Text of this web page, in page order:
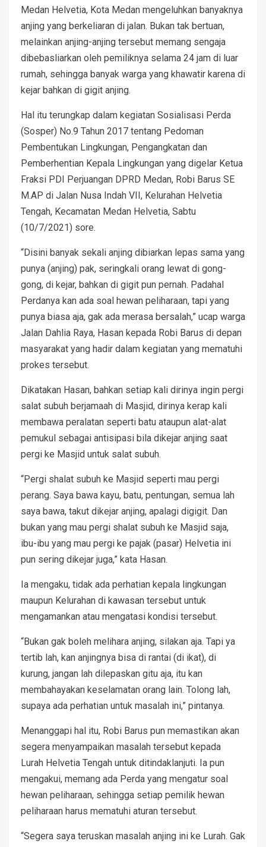
Medan Helvetia, Kota Medan mengeluhkan banyaknya
anjing yang berkeliaran di jalan. Bukan tak bertuan,
melainkan anjing-anjing tersebut memang sengaja
dibebasliarkan oleh pemiliknya selama 24 jam di luar
rumah, sehingga banyak warga yang khawatir karena di
kejar bahkan di gigit anjing.
Hal itu terungkap dalam kegiatan Sosialisasi Perda
(Sosper) No.9 Tahun 2017 tentang Pedoman
Pembentukan Lingkungan, Pengangkatan dan
Pemberhentian Kepala Lingkungan yang digelar Ketua
Fraksi PDI Perjuangan DPRD Medan, Robi Barus SE
M.AP di Jalan Nusa Indah VII, Kelurahan Helvetia
Tengah, Kecamatan Medan Helvetia, Sabtu
(10/7/2021) sore.
“Disini banyak sekali anjing dibiarkan lepas sama yang
punya (anjing) pak, seringkali orang lewat di gong-
gong, di kejar, bahkan di gigit pun pernah. Padahal
Perdanya kan ada soal hewan peliharaan, tapi yang
punya biasa aja, gak ada merasa bersalah,” ucap warga
Jalan Dahlia Raya, Hasan kepada Robi Barus di depan
masyarakat yang hadir dalam kegiatan yang mematuhi
prokes tersebut.
Dikatakan Hasan, bahkan setiap kali dirinya ingin pergi
salat subuh berjamaah di Masjid, dirinya kerap kali
membawa peralatan seperti batu ataupun alat-alat
pemukul sebagai antisipasi bila dikejar anjing saat
pergi ke Masjid untuk salat subuh.
“Pergi shalat subuh ke Masjid seperti mau pergi
perang. Saya bawa kayu, batu, pentungan, semua lah
saya bawa, takut dikejar anjing, apalagi digigit. Dan
bukan yang mau pergi shalat subuh ke Masjid saja,
ibu-ibu yang mau pergi ke pajak (pasar) Helvetia ini
pun sering dikejar juga,” kata Hasan.
Ia mengaku, tidak ada perhatian kepala lingkungan
maupun Kelurahan di kawasan tersebut untuk
mengamankan atau mengatasi kondisi tersebut.
“Bukan gak boleh melihara anjing, silakan aja. Tapi ya
tertib lah, kan anjingnya bisa di rantai (di ikat), di
kurung, jangan lah dilepaskan gitu aja, itu kan
membahayakan keselamatan orang lain. Tolong lah,
supaya ada perhatian untuk masalah ini,” pintanya.
Menanggapi hal itu, Robi Barus pun memastikan akan
segera menyampaikan masalah tersebut kepada
Lurah Helvetia Tengah untuk ditindaklanjuti. Ia pun
mengakui, memang ada Perda yang mengatur soal
hewan peliharaan, sehingga setiap pemilik hewan
peliharaan harus mematuhi aturan tersebut.
“Segera saya teruskan masalah anjing ini ke Lurah. Gak